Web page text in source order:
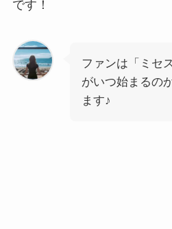
です！
ファンは「ミセ
がいつ始まるの
ます♪